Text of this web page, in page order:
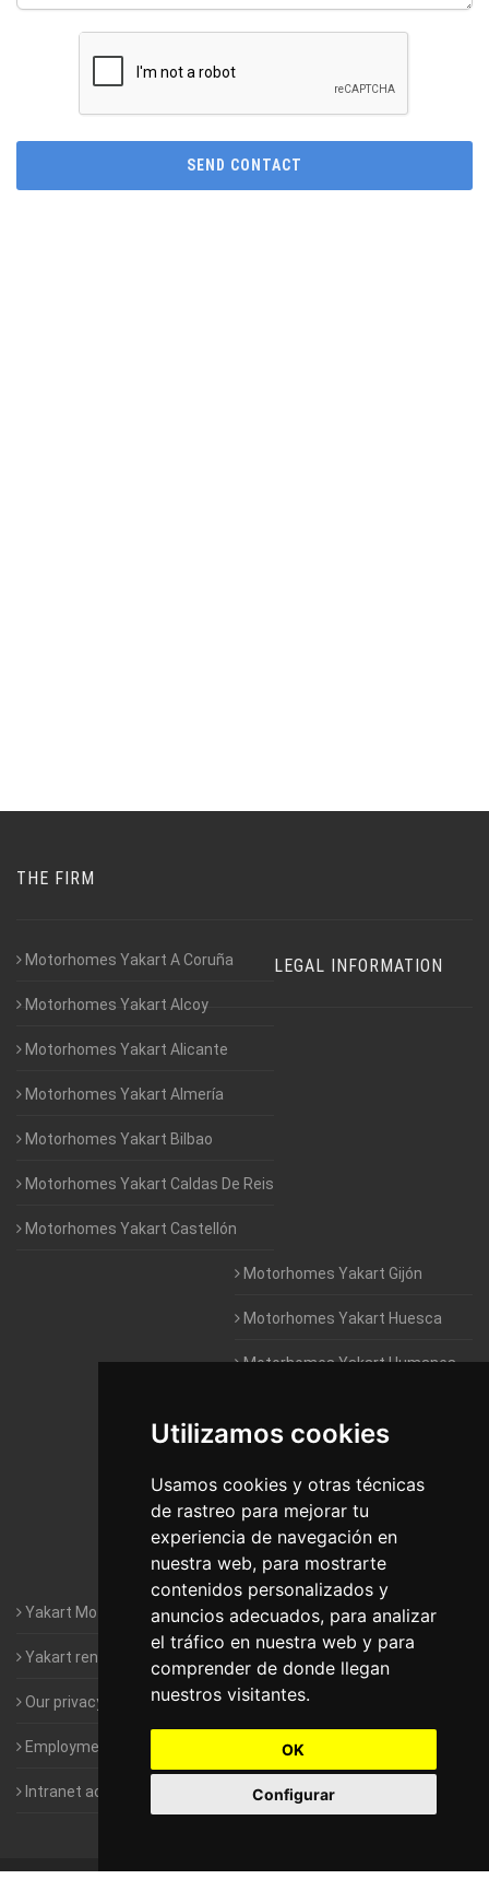
Utilizamos cookies
Usamos cookies y otras técnicas
de rastreo para mejorar tu
experiencia de navegación en
nuestra web, para mostrarte
contenidos personalizados y
anuncios adecuados, para analizar
el tráfico en nuestra web y para
comprender de donde llegan
nuestros visitantes.
OK
Configurar
THE FIRM
Motorhomes Yakart A Coruña
Motorhomes Yakart Alcoy
Motorhomes Yakart Alicante
Motorhomes Yakart Almería
Motorhomes Yakart Bilbao
Motorhomes Yakart Caldas De Reis
Motorhomes Yakart Castellón
Motorhomes Yakart Gijón
Motorhomes Yakart Huesca
Motorhomes Yakart Humanes
Motorhomes Yakart Jaén
Motorhomes Yakart Lugo
Motorhomes Yakart Valencia
Motorhomes Yakart Vitoria
LEGAL INFORMATION
Yakart Motorhomes : The Company
Yakart rental conditions
Our privacy policy
Employment- Work with us
Intranet access for Franchisees